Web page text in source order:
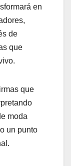
en
de
que
que
moda
un punto